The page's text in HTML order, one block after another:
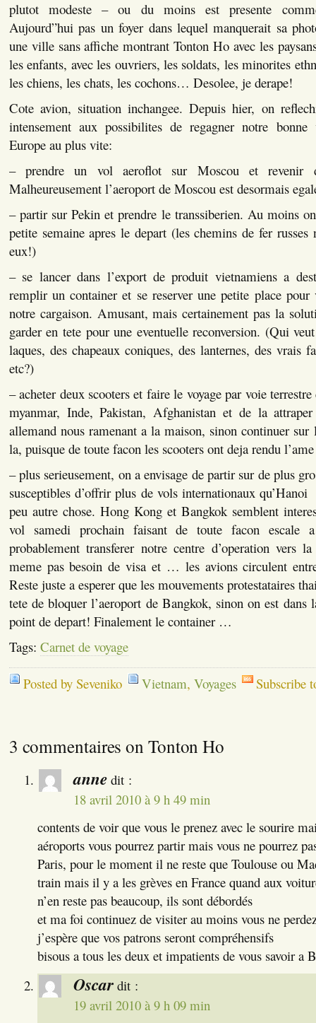
plutot modeste – ou du moins est presente
Aujourd”hui pas un foyer dans lequel manquerait sa
une ville sans affiche montrant Tonton Ho avec les
les enfants, avec les ouvriers, les soldats, les minorites
les chiens, les chats, les cochons… Desolee, je derape!
Cote avion, situation inchangee. Depuis hier, on
intensement aux possibilites de regagner notre bonne
Europe au plus vite:
– prendre un vol aeroflot sur Moscou et revenir
Malheureusement l’aeroport de Moscou est desormais
– partir sur Pekin et prendre le transsiberien. Au moins
petite semaine apres le depart (les chemins de fer russes
eux!)
– se lancer dans l’export de produit vietnamiens a
remplir un container et se reserver une petite place pour
notre cargaison. Amusant, mais certainement pas la
garder en tete pour une eventuelle reconversion. (Qui
laques, des chapeaux coniques, des lanternes, des vrais
etc?)
– acheter deux scooters et faire le voyage par voie
myanmar, Inde, Pakistan, Afghanistan et de la
allemand nous ramenant a la maison, sinon continuer sur
la, puisque de toute facon les scooters ont deja rendu
– plus serieusement, on a envisage de partir sur de plus
susceptibles d’offrir plus de vols internationaux
peu autre chose. Hong Kong et Bangkok semblent
vol samedi prochain faisant de toute facon
probablement transferer notre centre d’operation vers
meme pas besoin de visa et … les avions circulent
Reste juste a esperer que les mouvements protestataires
tete de bloquer l’aeroport de Bangkok, sinon on est
point de depart! Finalement le container …
Tags: Carnet de voyage
Posted by Seveniko Vietnam, Voyages Subscribe
3 commentaires on Tonton Ho
anne dit :
18 avril 2010 à 9 h 49 min
contents de voir que vous le prenez avec le sourire
aéroports vous pourrez partir mais vous ne pourrez
Paris, pour le moment il ne reste que Toulouse ou
train mais il y a les grèves en France quand aux
n’en reste pas beaucoup, ils sont débordés
et ma foi continuez de visiter au moins vous ne
j’espère que vos patrons seront compréhensifs
bisous a tous les deux et impatients de vous savoir a
Oscar dit :
19 avril 2010 à 9 h 09 min